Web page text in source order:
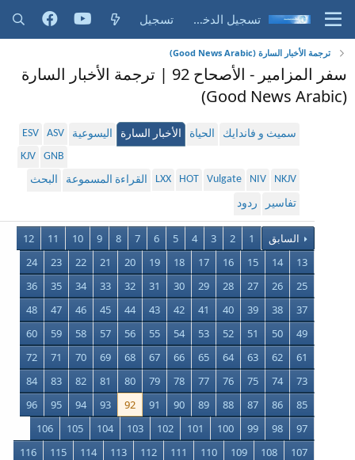
تسجيل الدخول تسجيل
ترجمة الأخبار السارة (Good News Arabic)
سفر المزامير - الأصحاح 92 | ترجمة الأخبار السارة
(Good News Arabic)
سميث و فاندايك الحياة الأخبار السارة اليسوعية ASV
ESV
GNB
KJV
NKJV
NIV
Vulgate
HOT
LXX القراءة المسموعة
البحث
تفاسير
ردود
السابق 1
2
3
4
5
6
7
8
9
10
11
12
13
14
15
16
17
18
19
20
21
22
23
24
25
26
27
28
29
30
31
32
33
34
35
36
37
38
39
40
41
42
43
44
45
46
47
48
49
50
51
52
53
54
55
56
57
58
59
60
61
62
63
64
65
66
67
68
69
70
71
72
73
74
75
76
77
78
79
80
81
82
83
84
85
86
87
88
89
90
91
92
93
94
95
96
97
98
99
100
101
102
103
104
105
106
107
108
109
110
111
112
113
114
115
116